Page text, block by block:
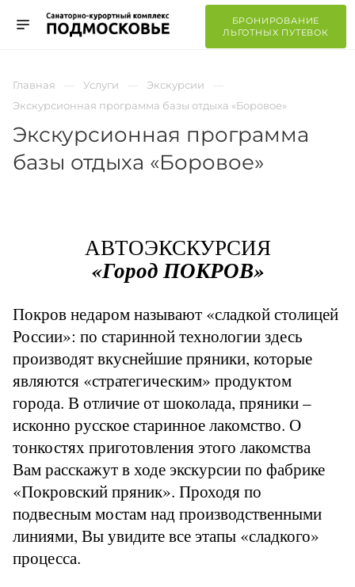
БРОНИРОВАНИЕ
ЛЬГОТНЫХ ПУТЕВОК
Главная Услуги
Экскурсии
Экскурсионная программа базы отдыха «Боровое»
Экскурсионная программа
базы отдыха «Боровое»
АВТОЭКСКУРСИЯ
«Город ПОКРОВ»
Покров недаром называют «сладкой столицей
России»: по старинной технологии здесь
производят вкуснейшие пряники, которые
являются «стратегическим» продуктом
города. В отличие от шоколада, пряники –
исконно русское старинное лакомство. О
тонкостях приготовления этого лакомства
Вам расскажут в ходе экскурсии по фабрике
«Покровский пряник». Проходя по
подвесным мостам над производственными
линиями, Вы увидите все этапы «сладкого»
процесса.